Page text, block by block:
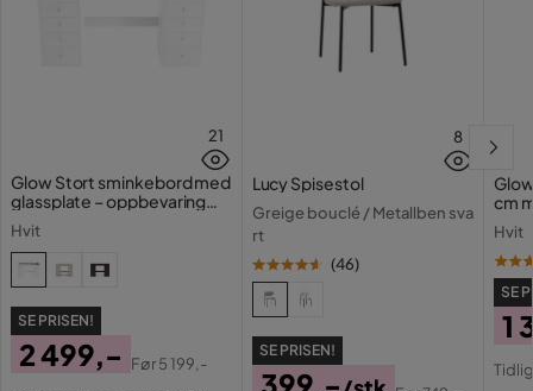
21
Glow Stort sminkebord med
glassplate – oppbevaring
med skuffer og rom 120 cm
Hvit
SE PRISEN!
2 499,-
Før5 199,-
8
Lucy Spisestol
Greige bouclé / Metallben sva
rt
(46)
SE PRISEN!
cm
med
Hvit
SE
1